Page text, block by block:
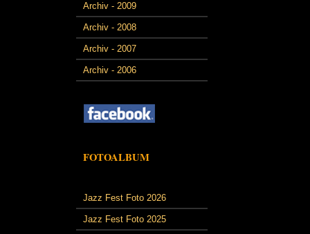
Archiv - 2009
Archiv - 2008
Archiv - 2007
Archiv - 2006
FOTOALBUM
Jazz Fest Foto 2026
Jazz Fest Foto 2025